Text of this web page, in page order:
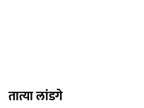
तात्या लांडगे